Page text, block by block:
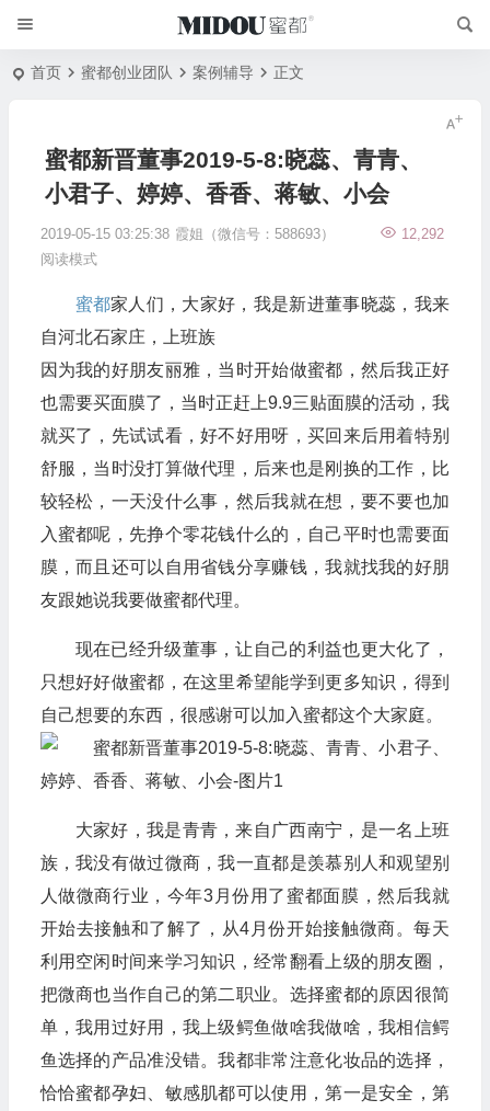
首页 蜜都创业团队 案例辅导 正文
蜜都新晋董事2019-5-8:晓蕊、青青、
小君子、婷婷、香香、蒋敏、小会
2019-05-15 03:25:38 霞姐（微信号：588693）
12,292
阅读模式
蜜都家人们，大家好，我是新进董事晓蕊，我来
自河北石家庄，上班族
因为我的好朋友丽雅，当时开始做蜜都，然后我正好
也需要买面膜了，当时正赶上9.9三贴面膜的活动，我
就买了，先试试看，好不好用呀，买回来后用着特别
舒服，当时没打算做代理，后来也是刚换的工作，比
较轻松，一天没什么事，然后我就在想，要不要也加
入蜜都呢，先挣个零花钱什么的，自己平时也需要面
膜，而且还可以自用省钱分享赚钱，我就找我的好朋
友跟她说我要做蜜都代理。
现在已经升级董事，让自己的利益也更大化了，
只想好好做蜜都，在这里希望能学到更多知识，得到
自己想要的东西，很感谢可以加入蜜都这个大家庭。
大家好，我是青青，来自广西南宁，是一名上班
族，我没有做过微商，我一直都是羡慕别人和观望别
人做微商行业，今年3月份用了蜜都面膜，然后我就
开始去接触和了解了，从4月份开始接触微商。每天
利用空闲时间来学习知识，经常翻看上级的朋友圈，
把微商也当作自己的第二职业。选择蜜都的原因很简
单，我用过好用，我上级鳄鱼做啥我做啥，我相信鳄
鱼选择的产品准没错。我都非常注意化妆品的选择，
恰恰蜜都孕妇、敏感肌都可以使用，第一是安全，第